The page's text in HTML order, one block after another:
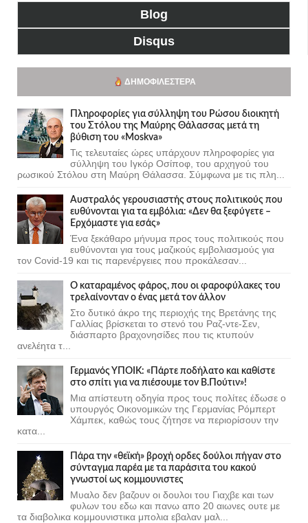
Blog
Disqus
ΔΗΜΟΦΙΛΈΣΤΕΡΑ
Πληροφορίες για σύλληψη του Ρώσου διοικητή
του Στόλου της Mαύρης Θάλασσας μετά τη
βύθιση του «Moskva»
Τις τελευταίες ώρες υπάρχουν πληροφορίες για
σύλληψη του Ιγκόρ Οσίποφ, του αρχηγού του
ρωσικού Στόλου στη Μαύρη Θάλασσα. Σύμφωνα με τις πλη...
Αυστραλός γερουσιαστής στους πολιτικούς που
ευθύνονται για τα εμβόλια: «Δεν θα ξεφύγετε –
Ερχόμαστε για εσάς»
Ένα ξεκάθαρο μήνυμα προς τους πολιτικούς που
ευθύνονται για τους μαζικούς εμβολιασμούς για
τον Covid-19 και τις παρενέργειες που προκάλεσαν...
Ο καταραμένος φάρος, που οι φαροφύλακες του
τρελαίνονταν ο ένας μετά τον άλλον
Στο δυτικό άκρο της περιοχής της Βρετάνης της
Γαλλίας βρίσκεται το στενό του Ραζ-ντε-Σεν,
διάσπαρτο βραχονησίδες που τις κτυπούν
ανελέητα τ...
Γερμανός ΥΠΟΙΚ: «Πάρτε ποδήλατο και καθίστε
στο σπίτι για να πιέσουμε τον Β.Πούτιν»!
Μια απίστευτη οδηγία προς τους πολίτες έδωσε ο
υπουργός Οικονομικών της Γερμανίας Ρόμπερτ
Χάμπεκ, καθώς τους ζήτησε να περιορίσουν την
κατα...
Πάρα την «θεϊκή» βροχή ορδες δούλοι πήγαν στο
σύνταγμα παρέα με τα παράσιτα του κακού
γνωστοί ως κομμουνιστες
Μυαλο δεν βαζουν οι δουλοι του Γιαχβε και των
φυλων του εδω και πανω απο 20 αιωνες ουτε με
τα διαβολικα κομμουνιστικα μπολια εβαλαν μαλ...